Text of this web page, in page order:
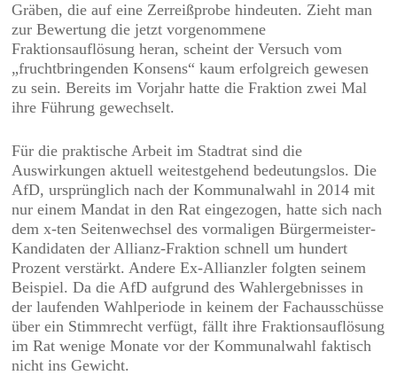
Gräben, die auf eine Zerreißprobe hindeuten. Zieht man
zur Bewertung die jetzt vorgenommene
Fraktionsauflösung heran, scheint der Versuch vom
„fruchtbringenden Konsens“ kaum erfolgreich gewesen
zu sein. Bereits im Vorjahr hatte die Fraktion zwei Mal
ihre Führung gewechselt.
Für die praktische Arbeit im Stadtrat sind die
Auswirkungen aktuell weitestgehend bedeutungslos. Die
AfD, ursprünglich nach der Kommunalwahl in 2014 mit
nur einem Mandat in den Rat eingezogen, hatte sich nach
dem x-ten Seitenwechsel des vormaligen Bürgermeister-
Kandidaten der Allianz-Fraktion schnell um hundert
Prozent verstärkt. Andere Ex-Allianzler folgten seinem
Beispiel. Da die AfD aufgrund des Wahlergebnisses in
der laufenden Wahlperiode in keinem der Fachausschüsse
über ein Stimmrecht verfügt, fällt ihre Fraktionsauflösung
im Rat wenige Monate vor der Kommunalwahl faktisch
nicht ins Gewicht.